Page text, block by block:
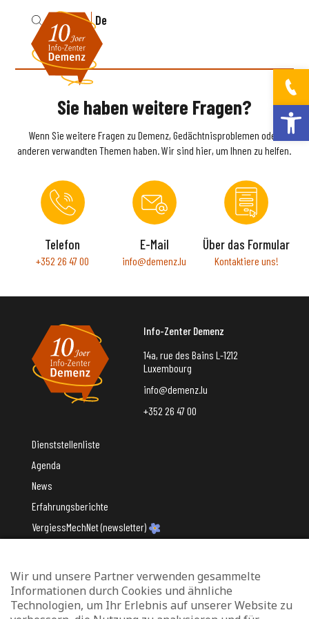
Fr De
Sie haben weitere Fragen?
Wenn Sie weitere Fragen zu Demenz, Gedächtnisproblemen oder
anderen verwandten Themen haben. Wir sind hier, um Ihnen zu helfen.
Telefon
+352 26 47 00
E-Mail
info@demenz.lu
Über das Formular
Kontaktiere uns!
Info-Zenter Demenz
14a, rue des Bains L-1212
Luxembourg
info@demenz.lu
+352 26 47 00
Dienststellenliste
Agenda
News
Erfahrungsberichte
VergiessMechNet (newsletter)
Mit Unterstützung des
Wir und unsere Partner verwenden gesammelte
Informationen durch Cookies und ähnliche
Technologien, um Ihr Erlebnis auf unserer Website zu